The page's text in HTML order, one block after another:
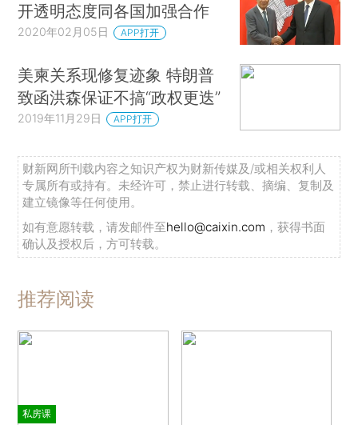
开透明态度同各国加强合作
2020年02月05日 APP打开
美柬关系现修复迹象 特朗普
致函洪森保证不搞“政权更迭”
2019年11月29日 APP打开
财新网所刊载内容之知识产权为财新传媒及/或相关权利人
专属所有或持有。未经许可，禁止进行转载、摘编、复制及
建立镜像等任何使用。
如有意愿转载，请发邮件至hello@caixin.com ，获得书面
确认及授权后，方可转载。
推荐阅读
私房课